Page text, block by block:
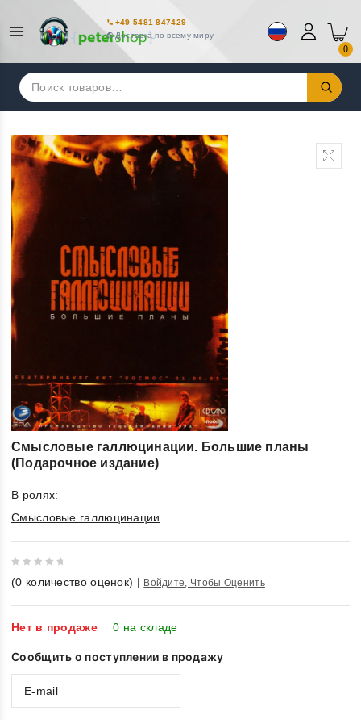
+49 5481 847429
Доставка по всему миру
0
Искать:
Смысловые галлюцинации. Большие планы
(Подарочное издание)
В ролях:
Смысловые галлюцинации
out
of
5
(0 количество оценок) | Войдите, Чтобы Оценить
Нет в продаже 0 на складе
Сообщить о поступлении в продажу